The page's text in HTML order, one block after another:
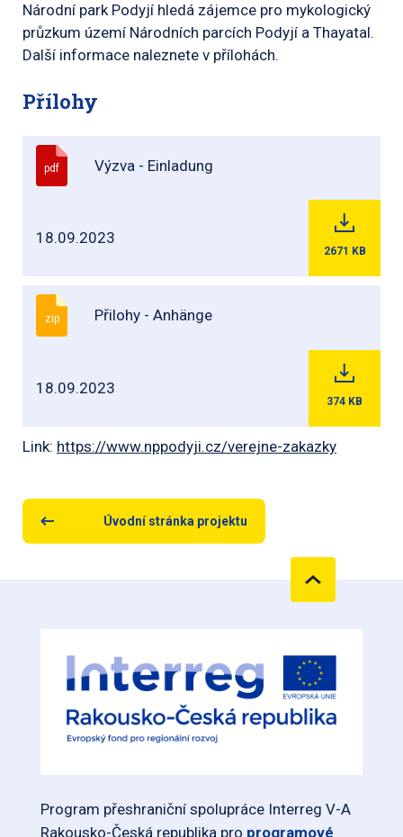
Národní park Podyjí hledá zájemce pro mykologický
průzkum území Národních parcích Podyjí a Thayatal.
Další informace naleznete v přílohách.
Přílohy
pdf Výzva - Einladung
18.09.2023
2671 KB
zip Přilohy - Anhänge
18.09.2023
374 KB
Link: https://www.nppodyji.cz/verejne-zakazky
Úvodní stránka projektu
Program přeshraniční spolupráce Interreg V-A
Rakousko-Česká republika pro programové